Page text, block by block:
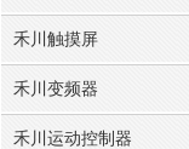
禾川触摸屏
禾川变频器
禾川运动控制器